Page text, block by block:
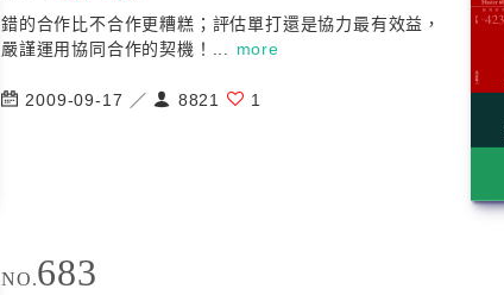
錯的合作比不合作更糟糕；評估單打還是協力最有效益，
嚴謹運用協同合作的契機！... more
2009-09-17 ／ 8821 1
NO.683